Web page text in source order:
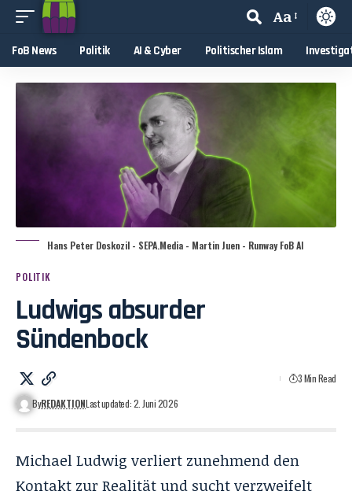
Aa
FoB News Politik AI & Cyber Politischer Islam
Hans Peter Doskozil - SEPA.Media - Martin Juen - Runway FoB AI
POLITIK
Ludwigs absurder
Sündenbock
ByREDAKTIONLast updated: 2. Juni 2026
3 Min Read
Michael Ludwig verliert zunehmend den
Kontakt zur Realität und sucht verzweifelt